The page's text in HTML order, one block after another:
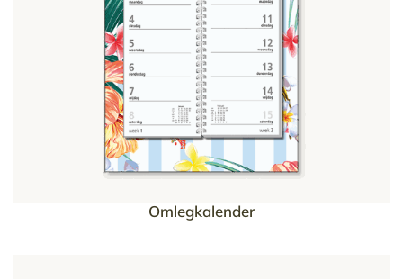
Omlegkalender